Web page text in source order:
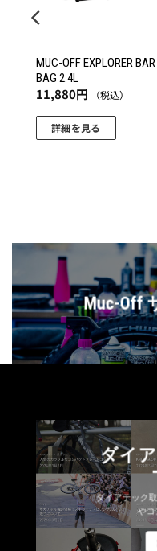
MUC-OFF EXPLORER BAR
BAG 2.4L
11,880円 （税込）
詳細を見る
Muc-Off
ダイ
ダイアテック
やコ